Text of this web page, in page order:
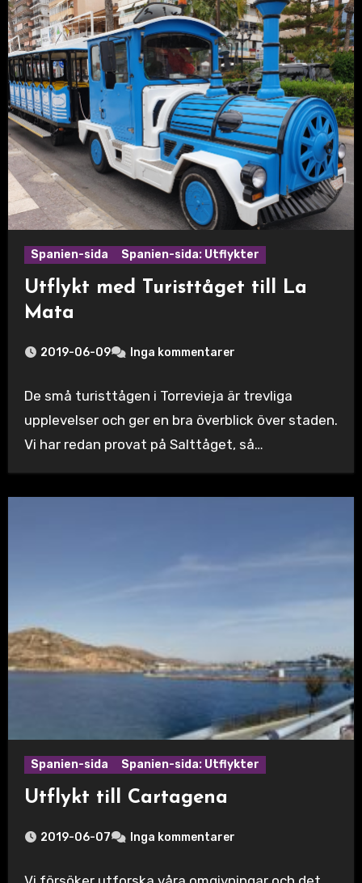
Spanien-sida Spanien-sida: Utflykter
Utflykt med Turisttåget till La
Mata
2019-06-09 Inga kommentarer
De små turisttågen i Torrevieja är trevliga
upplevelser och ger en bra överblick över staden.
Vi har redan provat på Salttåget, så…
Spanien-sida Spanien-sida: Utflykter
Utflykt till Cartagena
2019-06-07 Inga kommentarer